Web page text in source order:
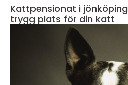
Kattpensionat i jönköping så hittar du en
trygg plats för din katt